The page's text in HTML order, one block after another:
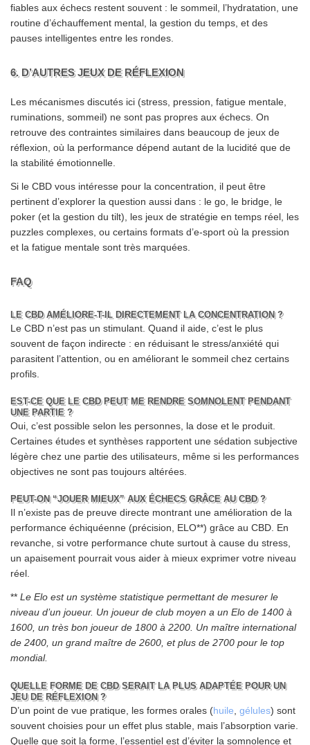
fiables aux échecs restent souvent : le sommeil, l’hydratation, une
routine d’échauffement mental, la gestion du temps, et des
pauses intelligentes entre les rondes.
6. D’AUTRES JEUX DE RÉFLEXION
Les mécanismes discutés ici (stress, pression, fatigue mentale,
ruminations, sommeil) ne sont pas propres aux échecs. On
retrouve des contraintes similaires dans beaucoup de jeux de
réflexion, où la performance dépend autant de la lucidité que de
la stabilité émotionnelle.
Si le CBD vous intéresse pour la concentration, il peut être
pertinent d’explorer la question aussi dans : le go, le bridge, le
poker (et la gestion du tilt), les jeux de stratégie en temps réel, les
puzzles complexes, ou certains formats d’e-sport où la pression
et la fatigue mentale sont très marquées.
FAQ
LE CBD AMÉLIORE-T-IL DIRECTEMENT LA CONCENTRATION ?
Le CBD n’est pas un stimulant. Quand il aide, c’est le plus
souvent de façon indirecte : en réduisant le stress/anxiété qui
parasitent l’attention, ou en améliorant le sommeil chez certains
profils.
EST-CE QUE LE CBD PEUT ME RENDRE SOMNOLENT PENDANT
UNE PARTIE ?
Oui, c’est possible selon les personnes, la dose et le produit.
Certaines études et synthèses rapportent une sédation subjective
légère chez une partie des utilisateurs, même si les performances
objectives ne sont pas toujours altérées.
PEUT-ON “JOUER MIEUX” AUX ÉCHECS GRÂCE AU CBD ?
Il n’existe pas de preuve directe montrant une amélioration de la
performance échiquéenne (précision, ELO**) grâce au CBD. En
revanche, si votre performance chute surtout à cause du stress,
un apaisement pourrait vous aider à mieux exprimer votre niveau
réel.
** Le Elo est un système statistique permettant de mesurer le
niveau d’un joueur. Un joueur de club moyen a un Elo de 1400 à
1600, un très bon joueur de 1800 à 2200. Un maître international
de 2400, un grand maître de 2600, et plus de 2700 pour le top
mondial.
QUELLE FORME DE CBD SERAIT LA PLUS ADAPTÉE POUR UN
JEU DE RÉFLEXION ?
D’un point de vue pratique, les formes orales (huile gélules) sont
souvent choisies pour un effet plus stable, mais l’absorption varie.
Quelle que soit la forme, l’essentiel est d’éviter la somnolence et